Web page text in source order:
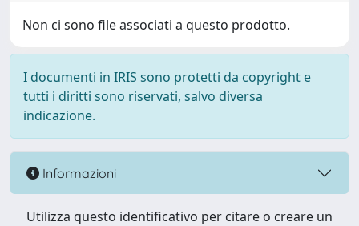
Non ci sono file associati a questo prodotto.
I documenti in IRIS sono protetti da copyright e
tutti i diritti sono riservati, salvo diversa
indicazione.
Informazioni
Utilizza questo identificativo per citare o creare un